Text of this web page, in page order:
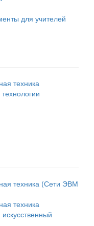
для учителей
техника
техника (Сети ЭВМ
техника